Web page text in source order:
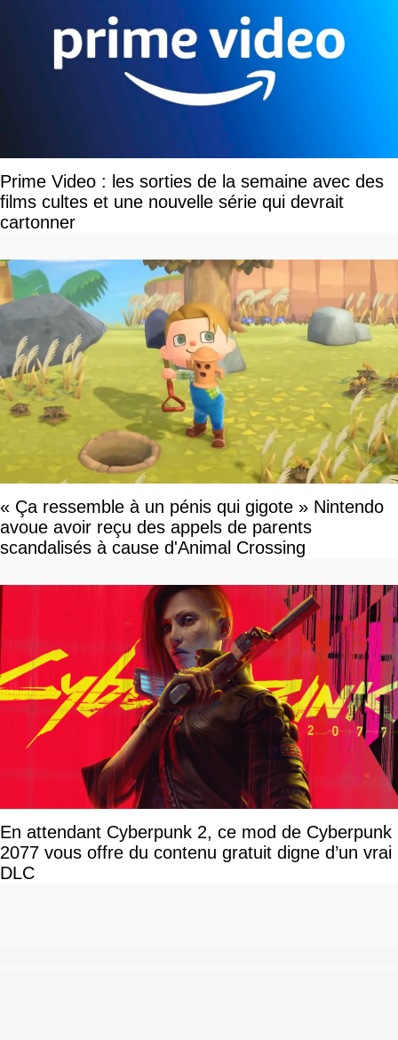
Prime Video : les sorties de la semaine avec des
films cultes et une nouvelle série qui devrait
cartonner
« Ça ressemble à un pénis qui gigote » Nintendo
avoue avoir reçu des appels de parents
scandalisés à cause d'Animal Crossing
En attendant Cyberpunk 2, ce mod de Cyberpunk
2077 vous offre du contenu gratuit digne d’un vrai
DLC